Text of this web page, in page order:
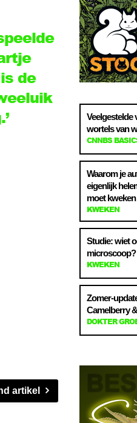
de
artikel
Veelgestelde
wortels van
CNNBS
Waarom je
eigenlijk
moet kweken
KWEKEN
Studie: wiet
KWEKEN
Zomer-
Camelberry
DOKTER